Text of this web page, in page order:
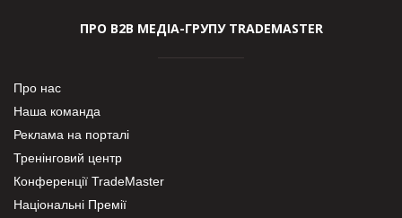
ПРО В2В МЕДІА-ГРУПУ TRADEMASTER
Про нас
Наша команда
Реклама на порталі
Тренінговий центр
Конференції TradeMaster
Національні Премії